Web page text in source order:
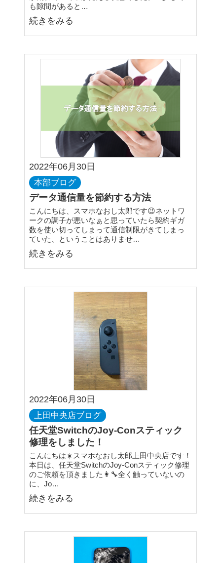
も隙間があると…
続きをみる
2022年06月30日
本部ブログ
データ通信量を節約する方法
こんにちは、スマホなおし太郎です😉ネットワ
ークの調子が悪いなぁと思っていたら契約ギガ
数を使い切ってしまって通信制限がきてしまっ
ていた、ということはありませ…
続きをみる
2022年06月30日
上田中央店ブログ
任天堂SwitchのJoy-Conスティック
修理をしました！
こんにちは☀️スマホなおし太郎上田中央店です！
本日は、任天堂SwitchのJoy-Conスティック修理
のご依頼を頂きました👩‍🔧全く触っていないの
に、Jo…
続きをみる